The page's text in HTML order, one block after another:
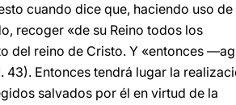
cuando dice que, haciendo uso de
recoger «de su Reino todos los
del reino de Cristo. Y «entonces
43). Entonces tendrá lugar la
salvados por él en virtud de la